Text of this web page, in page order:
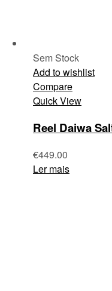
Sem Stock
Add to wishlist
Compare
Quick View
Reel Daiwa
€449.00
Ler mais